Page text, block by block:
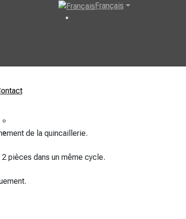
Français
Formulaire de service
de la quincaillerie.
pièces dans un même cycle.